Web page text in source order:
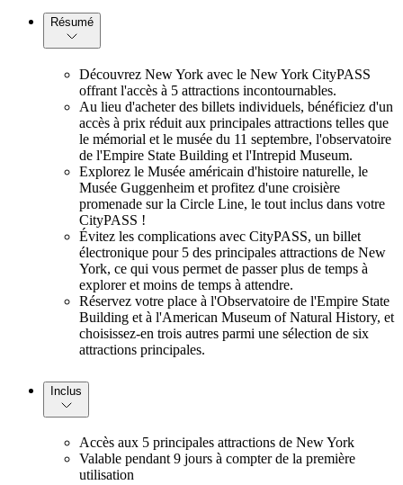
Résumé
Découvrez New York avec le New York CityPASS
offrant l'accès à 5 attractions incontournables.
Au lieu d'acheter des billets individuels, bénéficiez d'un
accès à prix réduit aux principales attractions telles que
le mémorial et le musée du 11 septembre, l'observatoire
de l'Empire State Building et l'Intrepid Museum.
Explorez le Musée américain d'histoire naturelle, le
Musée Guggenheim et profitez d'une croisière
promenade sur la Circle Line, le tout inclus dans votre
CityPASS !
Évitez les complications avec CityPASS, un billet
électronique pour 5 des principales attractions de New
York, ce qui vous permet de passer plus de temps à
explorer et moins de temps à attendre.
Réservez votre place à l'Observatoire de l'Empire State
Building et à l'American Museum of Natural History, et
choisissez-en trois autres parmi une sélection de six
attractions principales.
Inclus
Accès aux 5 principales attractions de New York
Valable pendant 9 jours à compter de la première
utilisation